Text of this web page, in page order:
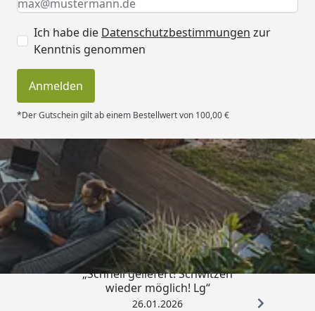
Ich habe die Datenschutzbestimmungen zur
Kenntnis genommen
Anmelden
*Der Gutschein gilt ab einem Bestellwert von 100,00 €
Trusted Shops
„Schnell geliefert! Schwitzen
wieder möglich! Lg“
26.01.2026